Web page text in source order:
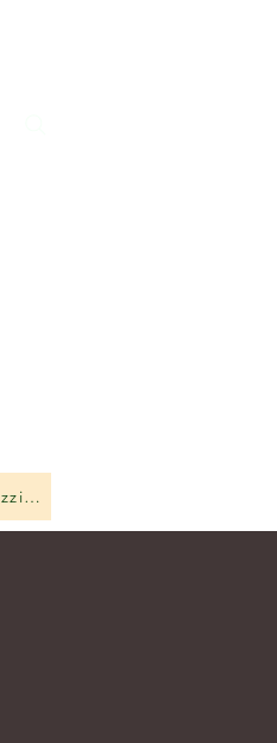
Neonati/ragazzi e ragazze